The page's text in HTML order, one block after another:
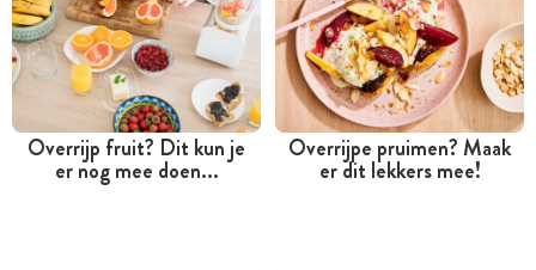
Overrijp fruit? Dit kun je
er nog mee doen...
Overrijpe pruimen? Maak
er dit lekkers mee!